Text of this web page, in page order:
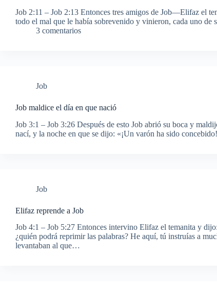
Job 2:11 – Job 2:13 Entonces tres amigos de Job—Elifaz el
todo el mal que le había sobrevenido y vinieron, cada uno
3 comentarios
Job
Job maldice el día en que nació
Job 3:1 – Job 3:26 Después de esto Job abrió su boca y
nací, y la noche en que se dijo: «¡Un varón ha sido
Job
Elifaz reprende a Job
Job 4:1 – Job 5:27 Entonces intervino Elifaz el temanita y
¿quién podrá reprimir las palabras? He aquí, tú instruías a
levantaban al que…